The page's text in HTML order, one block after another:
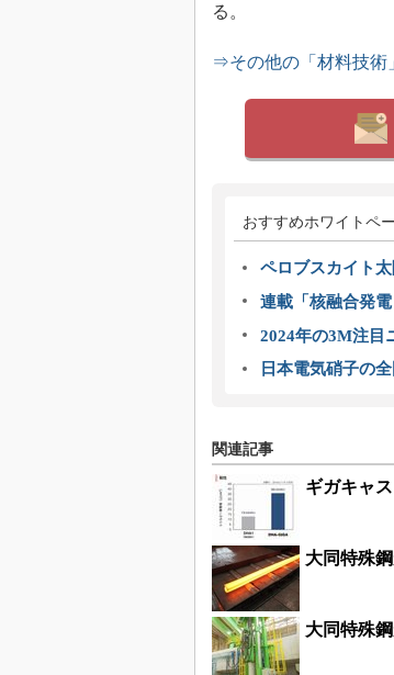
る。
⇒その他の「材料技術
おすすめホワイトペ
ペロブスカイト
連載「核融合発
2024年の3M注
日本電気硝子の
関連記事
ギガキャ
大同特殊
大同特殊